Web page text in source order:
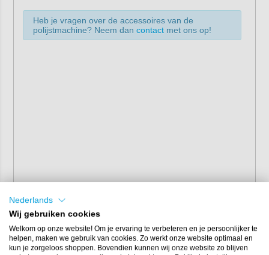
Heb je vragen over de accessoires van de
polijstmachine? Neem dan contactmet ons op!
Nederlands
Wij gebruiken cookies
Welkom op onze website! Om je ervaring te verbeteren en je persoonlijker te
helpen, maken we gebruik van cookies. Zo werkt onze website optimaal en
kun je zorgeloos shoppen. Bovendien kunnen wij onze website zo blijven